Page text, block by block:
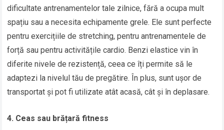
dificultate antrenamentelor tale zilnice, fără a ocupa mult
spațiu sau a necesita echipamente grele. Ele sunt perfecte
pentru exercițiile de stretching, pentru antrenamentele de
forță sau pentru activitățile cardio. Benzi elastice vin în
diferite nivele de rezistență, ceea ce îți permite să le
adaptezi la nivelul tău de pregătire. În plus, sunt ușor de
transportat și pot fi utilizate atât acasă, cât și în deplasare.
4. Ceas sau brățară fitness